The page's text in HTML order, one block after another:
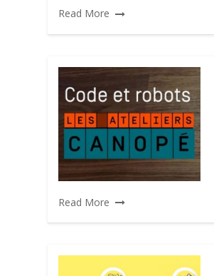
Read More
Read More